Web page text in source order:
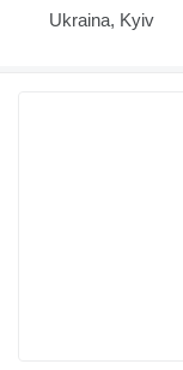
Ukraina, Kyiv